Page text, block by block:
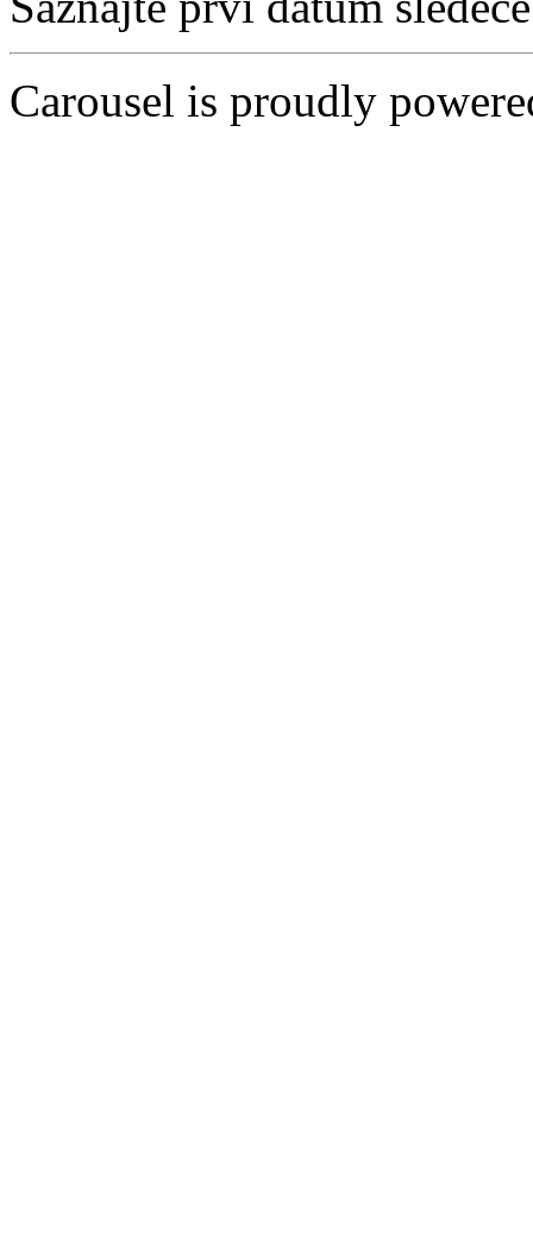
Carousel is proudly